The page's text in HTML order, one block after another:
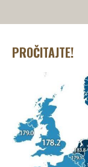
PROČITAJTE!